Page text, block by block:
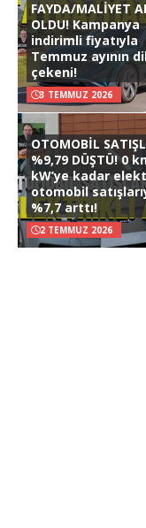
FAYDA/MALİYET
OLDU! Kampanya
indirimli fiyatıyla
Temmuz ayının
çekeni!
3 TEMMUZ 2026
OTOMOBİL
%9,79 DÜŞTÜ! 0
kW’ye kadar
otomobil
%7,7 arttı!
2 TEMMUZ 2026